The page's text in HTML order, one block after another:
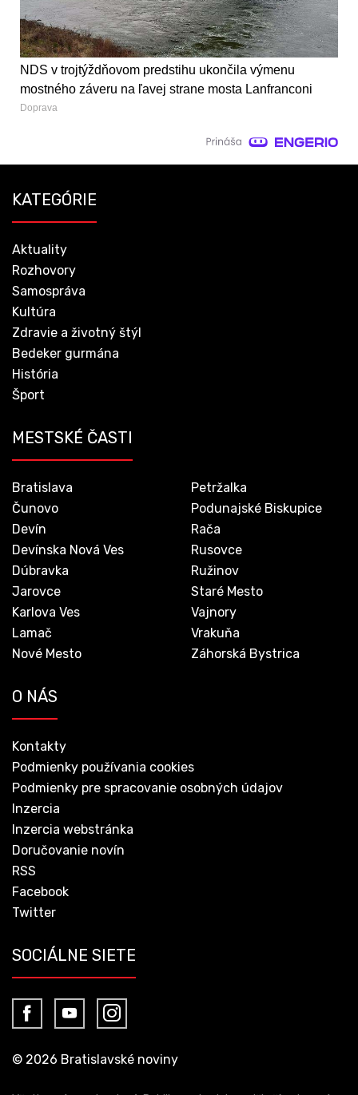
NDS v trojtýždňovom predstihu ukončila výmenu
mostného záveru na ľavej strane mosta Lanfranconi
Doprava
KATEGÓRIE
Aktuality
Rozhovory
Samospráva
Kultúra
Zdravie a životný štýl
Bedeker gurmána
História
Šport
MESTSKÉ ČASTI
Bratislava
Čunovo
Devín
Devínska Nová Ves
Dúbravka
Jarovce
Karlova Ves
Lamač
Nové Mesto
Petržalka
Podunajské Biskupice
Rača
Rusovce
Ružinov
Staré Mesto
Vajnory
Vrakuňa
Záhorská Bystrica
O NÁS
Kontakty
Podmienky používania cookies
Podmienky pre spracovanie osobných údajov
Inzercia
Inzercia webstránka
Doručovanie novín
RSS
Facebook
Twitter
SOCIÁLNE SIETE
© 2026 Bratislavské noviny